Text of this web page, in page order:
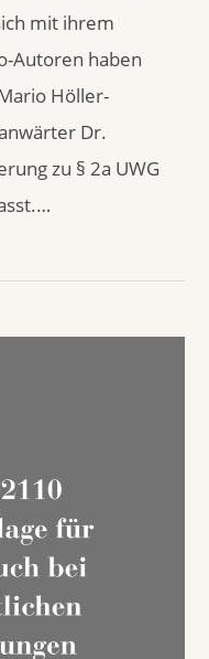
mit ihrem
Autoren haben
Höller-
Dr.
zu § 2a UWG